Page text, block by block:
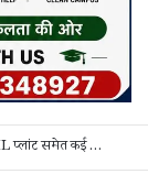
“बेसिक एजुकेशन और सीखने की क्षमता मजबूत होगी तो हर क्षेत्र में सफलता मिलेगी” – कलेक्टर